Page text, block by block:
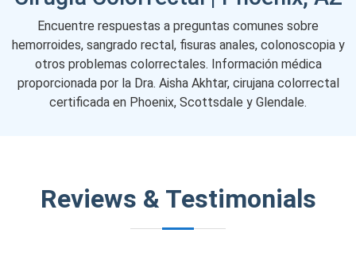
Encuentre respuestas a preguntas comunes sobre
hemorroides, sangrado rectal, fisuras anales, colonoscopia y
otros problemas colorrectales. Información médica
proporcionada por la Dra. Aisha Akhtar, cirujana colorrectal
certificada en Phoenix, Scottsdale y Glendale.
Reviews & Testimonials